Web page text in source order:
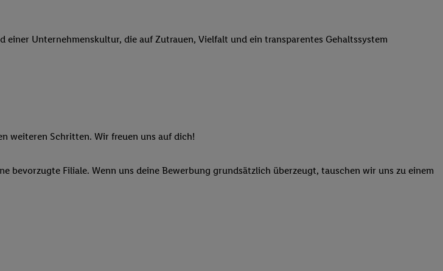
Unternehmenskultur, die auf Zutrauen, Vielfalt und ein transparentes Gehaltssystem
weiteren Schritten. Wir freuen uns auf dich!
Filiale. Wenn uns deine Bewerbung grundsätzlich überzeugt, tauschen wir uns zu einem
und IhremTelekommunikationsnetzbetreiber, die Utiq-
Ihrer Mobilfunknummer, eine Kennung für Utiq erstellt. Wir
Technologie - zusätzlich zur weiter unten erläuterten
Telekommunikations-basierten Utiq-Technologie für digitales
für die Lidl-Dienste) widerrufen. Weitere Informationen
auch zur Speicherdauer der Daten und zu Ihrem Recht,